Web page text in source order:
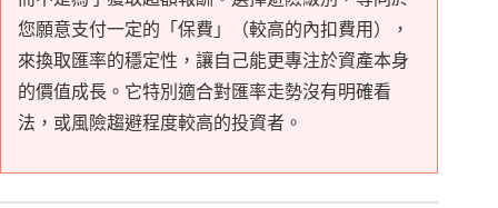
您願意支付一定的「保費」（較高的內扣費用），
來換取匯率的穩定性，讓自己能更專注於資產本身
的價值成長。它特別適合對匯率走勢沒有明確看
法，或風險趨避程度較高的投資者。